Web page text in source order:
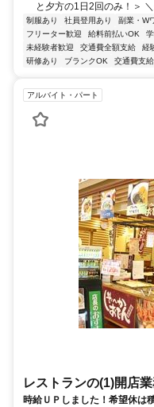
と夕方の1日2回のみ！＞
制服あり 社員登用あり 副業・W
フリーター歓迎
給料前払いOK
未経験者歓迎
交通費全額支給 経
研修あり
ブランクOK 交通費支給
アルバイト・パート
レストランの(1)開店
時給ＵＰしました！希望休は